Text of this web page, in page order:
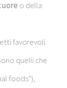
o della
favorevoli
quelli che
foods”),